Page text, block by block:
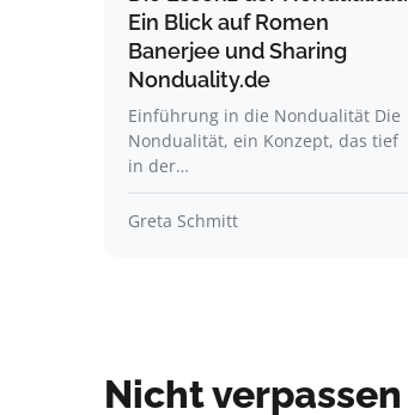
Ein Blick auf Romen
Banerjee und Sharing
Nonduality.de
Einführung in die Nondualität Die
Nondualität, ein Konzept, das tief
in der…
Greta Schmitt
Nicht verpassen